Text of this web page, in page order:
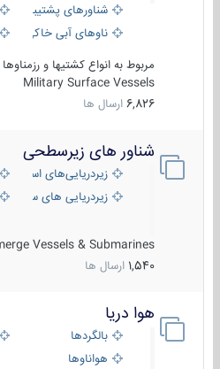
شناورهای پشتیبانی
ناوهای آبی خاکی و نیروبر
مربوط به انواع کشتیها و رزمناوها
Military Surface Vessels
6,826 ارسال ها
شناور های زیرسطحی
زیردریایی‌های استراتژیک
زیردریایی های سبک
Vessels & Submarines
1,540 ارسال ها
هوا دریا
بالگردها
هواناوها